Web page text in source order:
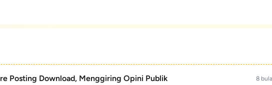
Posting Download, Menggiring Opini Publik 8